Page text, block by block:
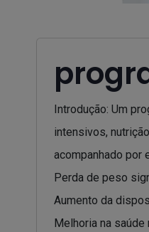
Introdução: Um
intensivos,
acompanhado por
Perda de peso
Aumento da
Melhoria na